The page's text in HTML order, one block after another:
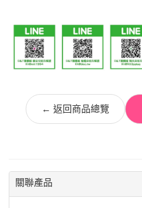
← 返回商品總覽
關聯產品